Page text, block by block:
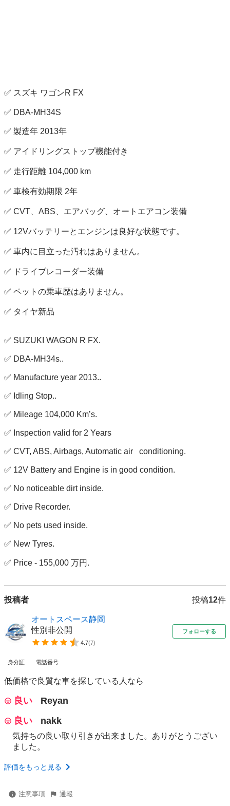
✅ スズキ ワゴンR FX
✅ DBA-MH34S
✅ 製造年 2013年
✅ アイドリングストップ機能付き
✅ 走行距離 104,000 km
✅ 車検有効期限 2年
✅ CVT、ABS、エアバッグ、オートエアコン装備
✅ 12Vバッテリーとエンジンは良好な状態です。
✅ 車内に目立った汚れはありません。
✅ ドライブレコーダー装備
✅ ペットの乗車歴はありません。
✅ タイヤ新品
✅ SUZUKI WAGON R FX.
✅ DBA-MH34s..
✅ Manufacture year 2013..
✅ Idling Stop..
✅ Mileage 104,000 Km’s.
✅ Inspection valid for 2 Years
✅ CVT, ABS, Airbags, Automatic air   conditioning.
✅ 12V Battery and Engine is in good condition.
✅ No noticeable dirt inside.
✅ Drive Recorder.
✅ No pets used inside.
✅ New Tyres.
✅ Price - 155,000 万円.
投稿者 投稿12件
オートスペース静岡
性別非公開
4.7(7)
フォローする
身分証 電話番号
低価格で良質な車を探している人なら
良い
Reyan
良い
nakk
気持ちの良い取り引きが出来ました。ありがとうござい
ました。
評価をもっと見る
注意事項 通報